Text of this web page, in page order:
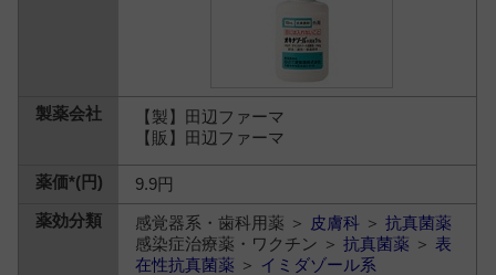
【製】田辺ファーマ
【販】田辺ファーマ
9.9円
感覚器系・歯科用薬 ＞ 皮膚科 ＞抗真菌薬
感染症治療薬・ワクチン ＞抗真菌薬 ＞表
在性抗真菌薬 ＞ イミダゾール系